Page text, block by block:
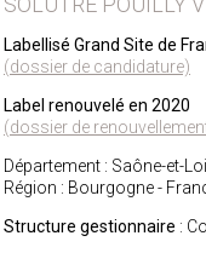
Labellisé Grand Site de
(dossier de candidature)
Label renouvelé en 2020
(dossier de
Département : Saône-et-
Région : Bourgogne -
Structure gestionnaire :